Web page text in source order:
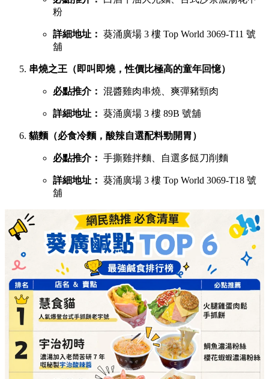
粉
詳細地址： 葵涌廣場 3 樓 Top World 3069-T11 號
舖
串燒之王（即叫即燒，性價比極高的童年回憶）
必點推介： 混醬雞肉串燒、爽彈豬頸肉
詳細地址： 葵涌廣場 3 樓 89B 號舖
貓麵（必食冷麵，酸辣自選配料勁開胃）
必點推介： 手撕雞拌麵、自選多餸刀削麵
詳細地址： 葵涌廣場 3 樓 Top World 3069-T18 號
舖